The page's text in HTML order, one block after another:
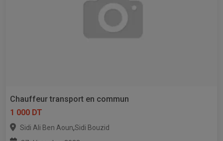
Chauffeur transport en commun
1 000 DT
Sidi Ali Ben Aoun,Sidi Bouzid